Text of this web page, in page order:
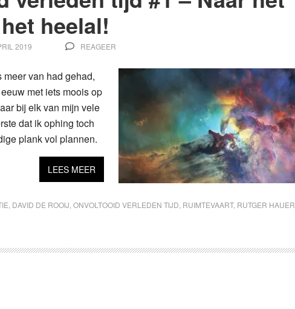
heelal!
2019 REAGEER
van had gehad,
met iets moois op
bij elk van mijn vele
dat ik ophing toch
plank vol plannen.
LEES MEER
DAVID DE ROOIJ ONVOLTOOID VERLEDEN TIJD RUIMTEVAART, RUTGER HAUER